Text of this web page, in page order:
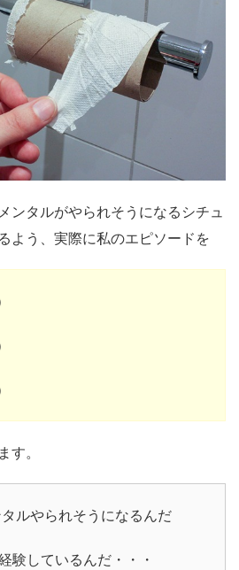
ンタルがやられそうになるシチュ
よう、実際に私のエピソードを
。
ルやられそうになるんだ
験しているんだ・・・